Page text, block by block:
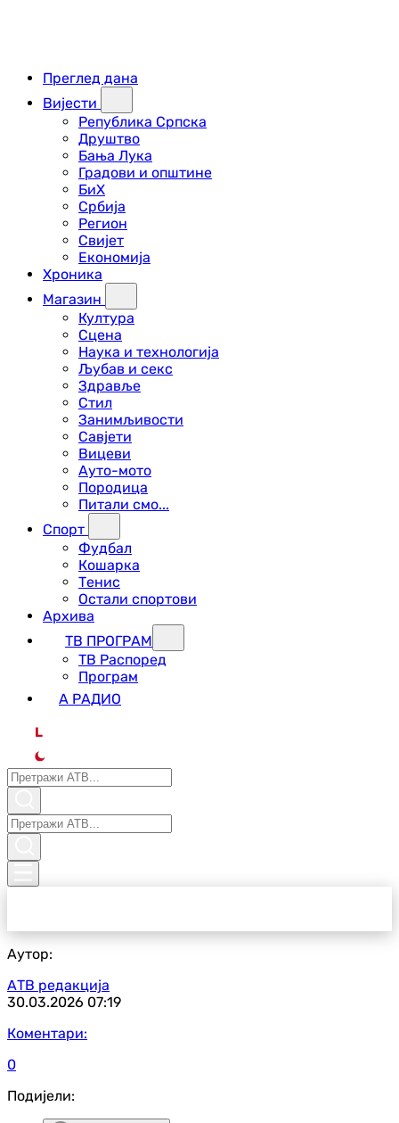
Преглед дана
Вијести
Република Српска
Друштво
Бања Лука
Градови и општине
БиХ
Србија
Регион
Свијет
Економија
Хроника
Магазин
Култура
Сцена
Наука и технологија
Љубав и секс
Здравље
Стил
Занимљивости
Савјети
Вицеви
Ауто-мото
Породица
Питали смо...
Спорт
Фудбал
Кошарка
Тенис
Остали спортови
Архива
ТВ ПРОГРАМ
ТВ Распоред
Програм
А РАДИО
L
Аутор:
АТВ редакција
30.03.2026 07:19
Коментари:
0
Подијели: